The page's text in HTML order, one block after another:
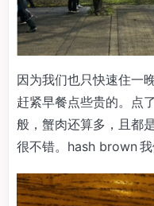
因为我们也只快速住一
赶紧早餐点些贵的。点
般，蟹肉还算多，且都
很不错。hash brown 我